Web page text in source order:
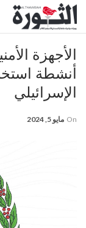
الأجهزة
أنشطة
الإسرائيلي
On مايو 5, 2024